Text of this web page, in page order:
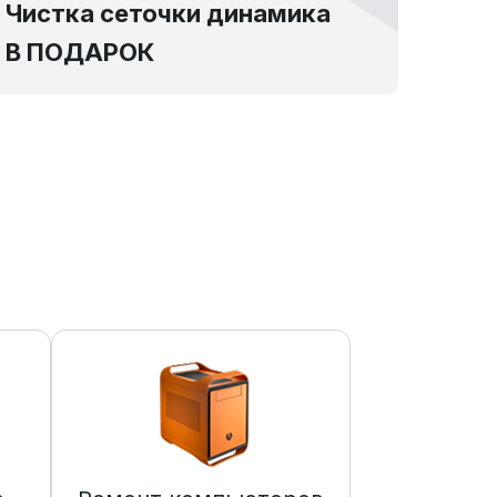
Чистка сеточки динамика
В ПОДАРОК